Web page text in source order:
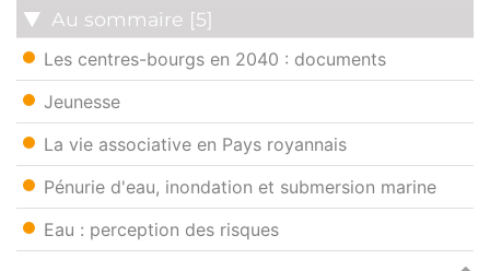
Au sommaire [5]
Les centres-bourgs en 2040 : documents
Jeunesse
La vie associative en Pays royannais
Pénurie d'eau, inondation et submersion marine
Eau : perception des risques